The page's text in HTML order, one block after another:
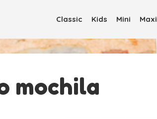
Classic Kids Mini Maxi
mochila